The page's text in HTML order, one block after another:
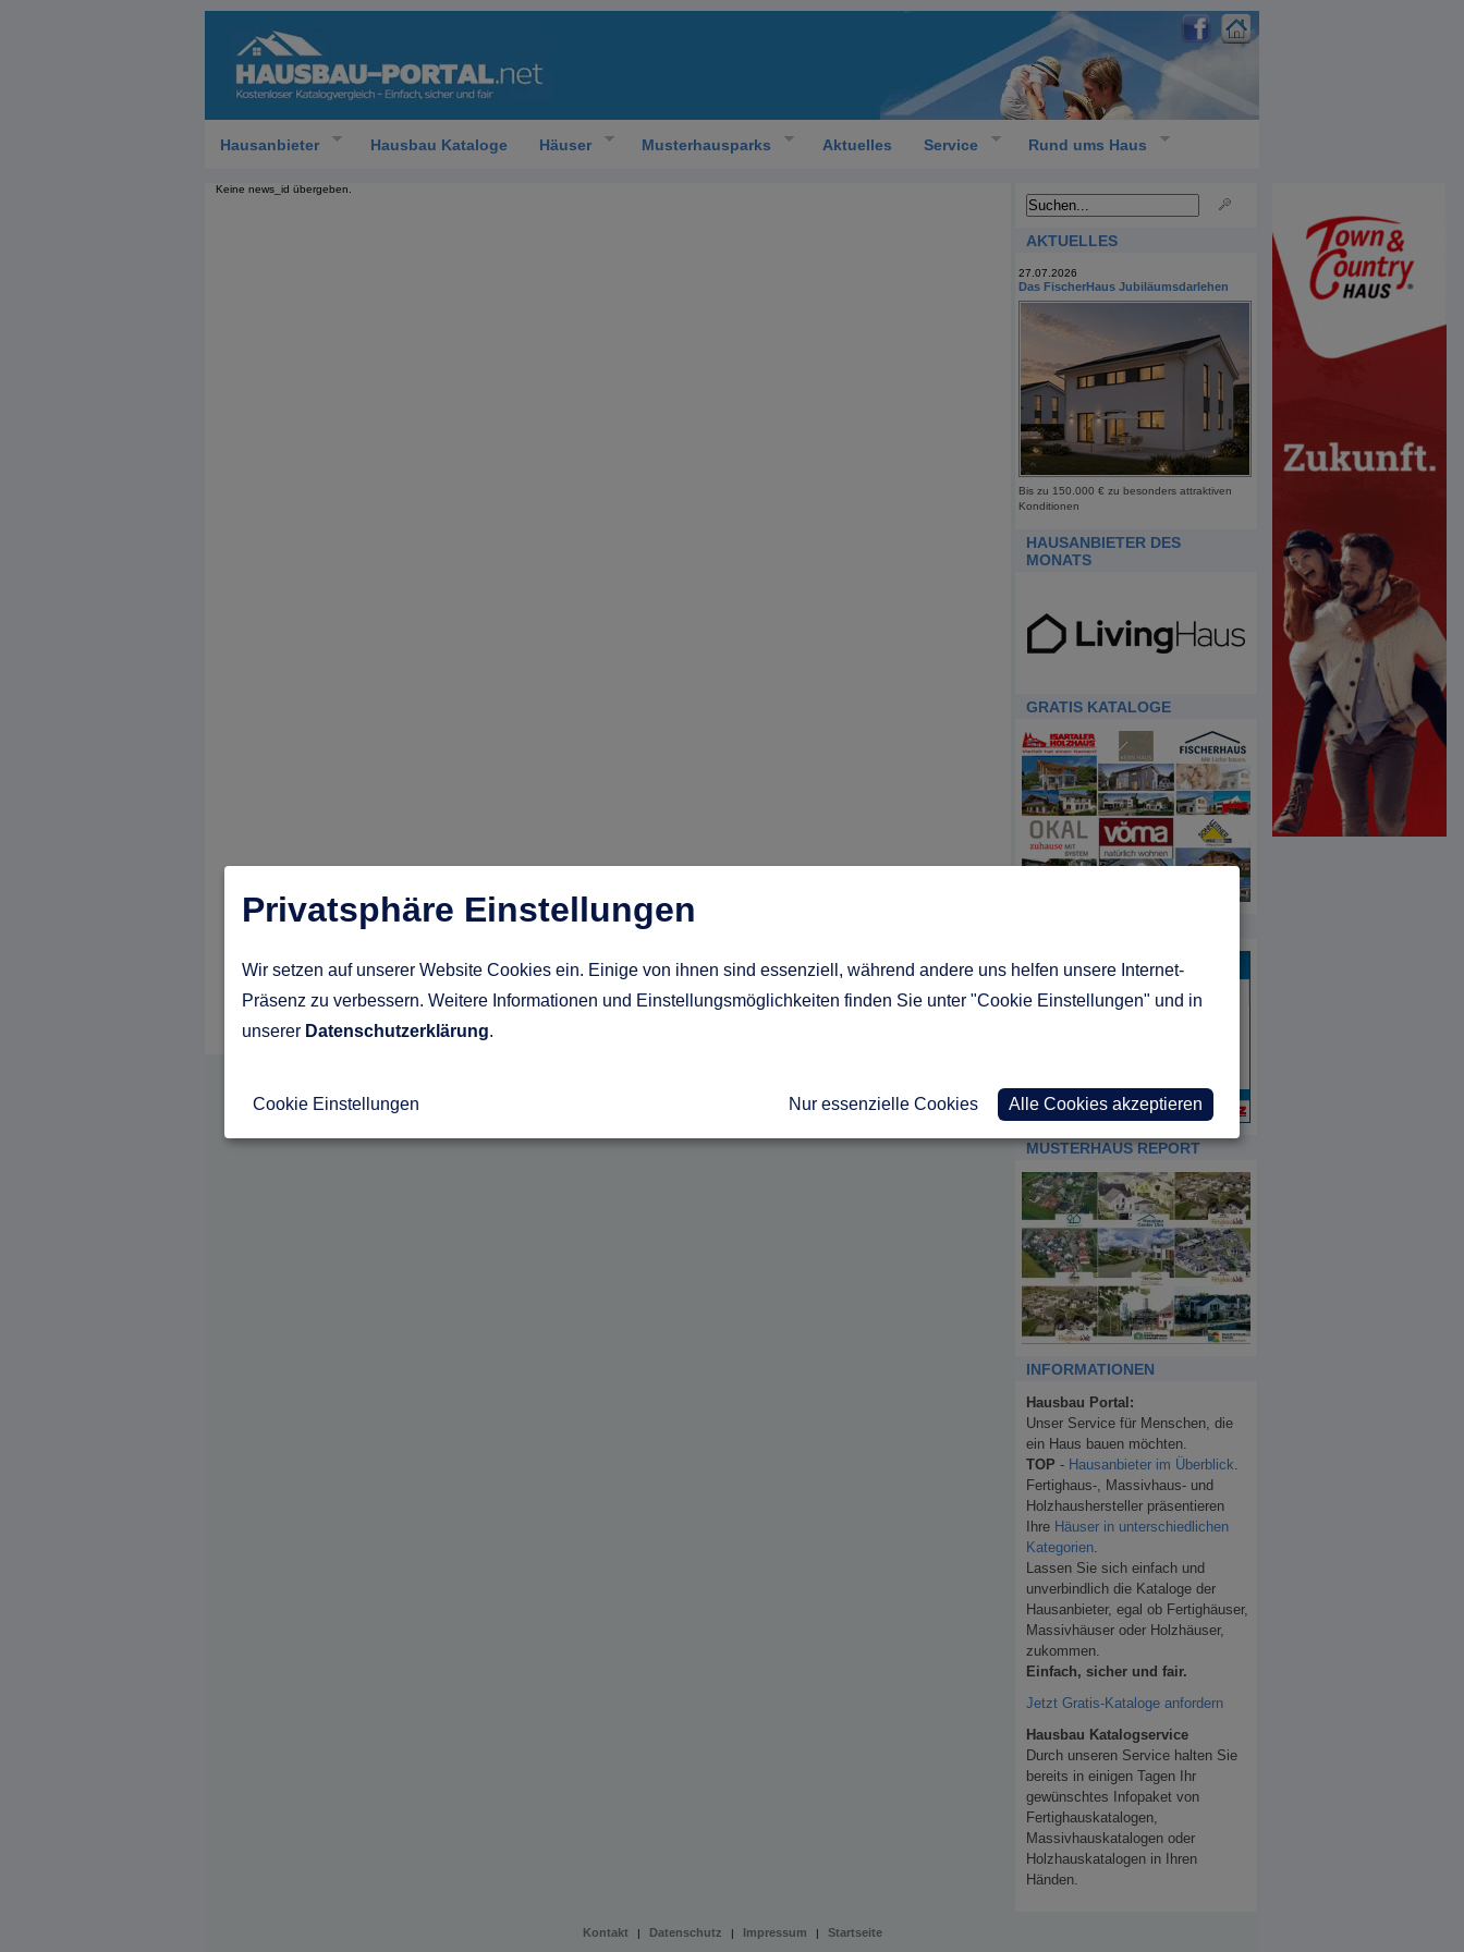
Hausanbieter Hausbau Kataloge Häuser Musterhausparks Aktuelles Service Rund ums Haus
Keine news_id übergeben.
AKTUELLES
27.07.2026
Das FischerHaus Jubiläumsdarlehen
Bis zu 150.000 € zu besonders attraktiven
Konditionen
HAUSANBIETER DES
MONATS
GRATIS KATALOGE
MUSTERHAUS REPORT
INFORMATIONEN
Hausbau Portal:
Unser Service für Menschen, die
ein Haus bauen möchten.
TOP - Hausanbieter im Überblick
Fertighaus-, Massivhaus- und
Holzhaushersteller präsentieren
Ihre Häuser in unterschiedlichen
Kategorien
Lassen Sie sich einfach und
unverbindlich die Kataloge der
Hausanbieter, egal ob Fertighäuser,
Massivhäuser oder Holzhäuser,
zukommen.
Einfach, sicher und fair.
Jetzt Gratis-Kataloge anfordern
Hausbau Katalogservice
Durch unseren Service halten Sie
bereits in einigen Tagen Ihr
gewünschtes Infopaket von
Fertighauskatalogen,
Massivhauskatalogen oder
Holzhauskatalogen in Ihren
Händen.
Kontakt | Datenschutz | Impressum | Startseite
Privatsphäre Einstellungen
Wir setzen auf unserer Website Cookies ein. Einige von ihnen sind essenziell, während andere uns helfen unsere Internet-
Präsenz zu verbessern. Weitere Informationen und Einstellungsmöglichkeiten finden Sie unter "Cookie Einstellungen" und in
unserer Datenschutzerklärung.
Cookie Einstellungen Nur essenzielle Cookies Alle Cookies akzeptieren